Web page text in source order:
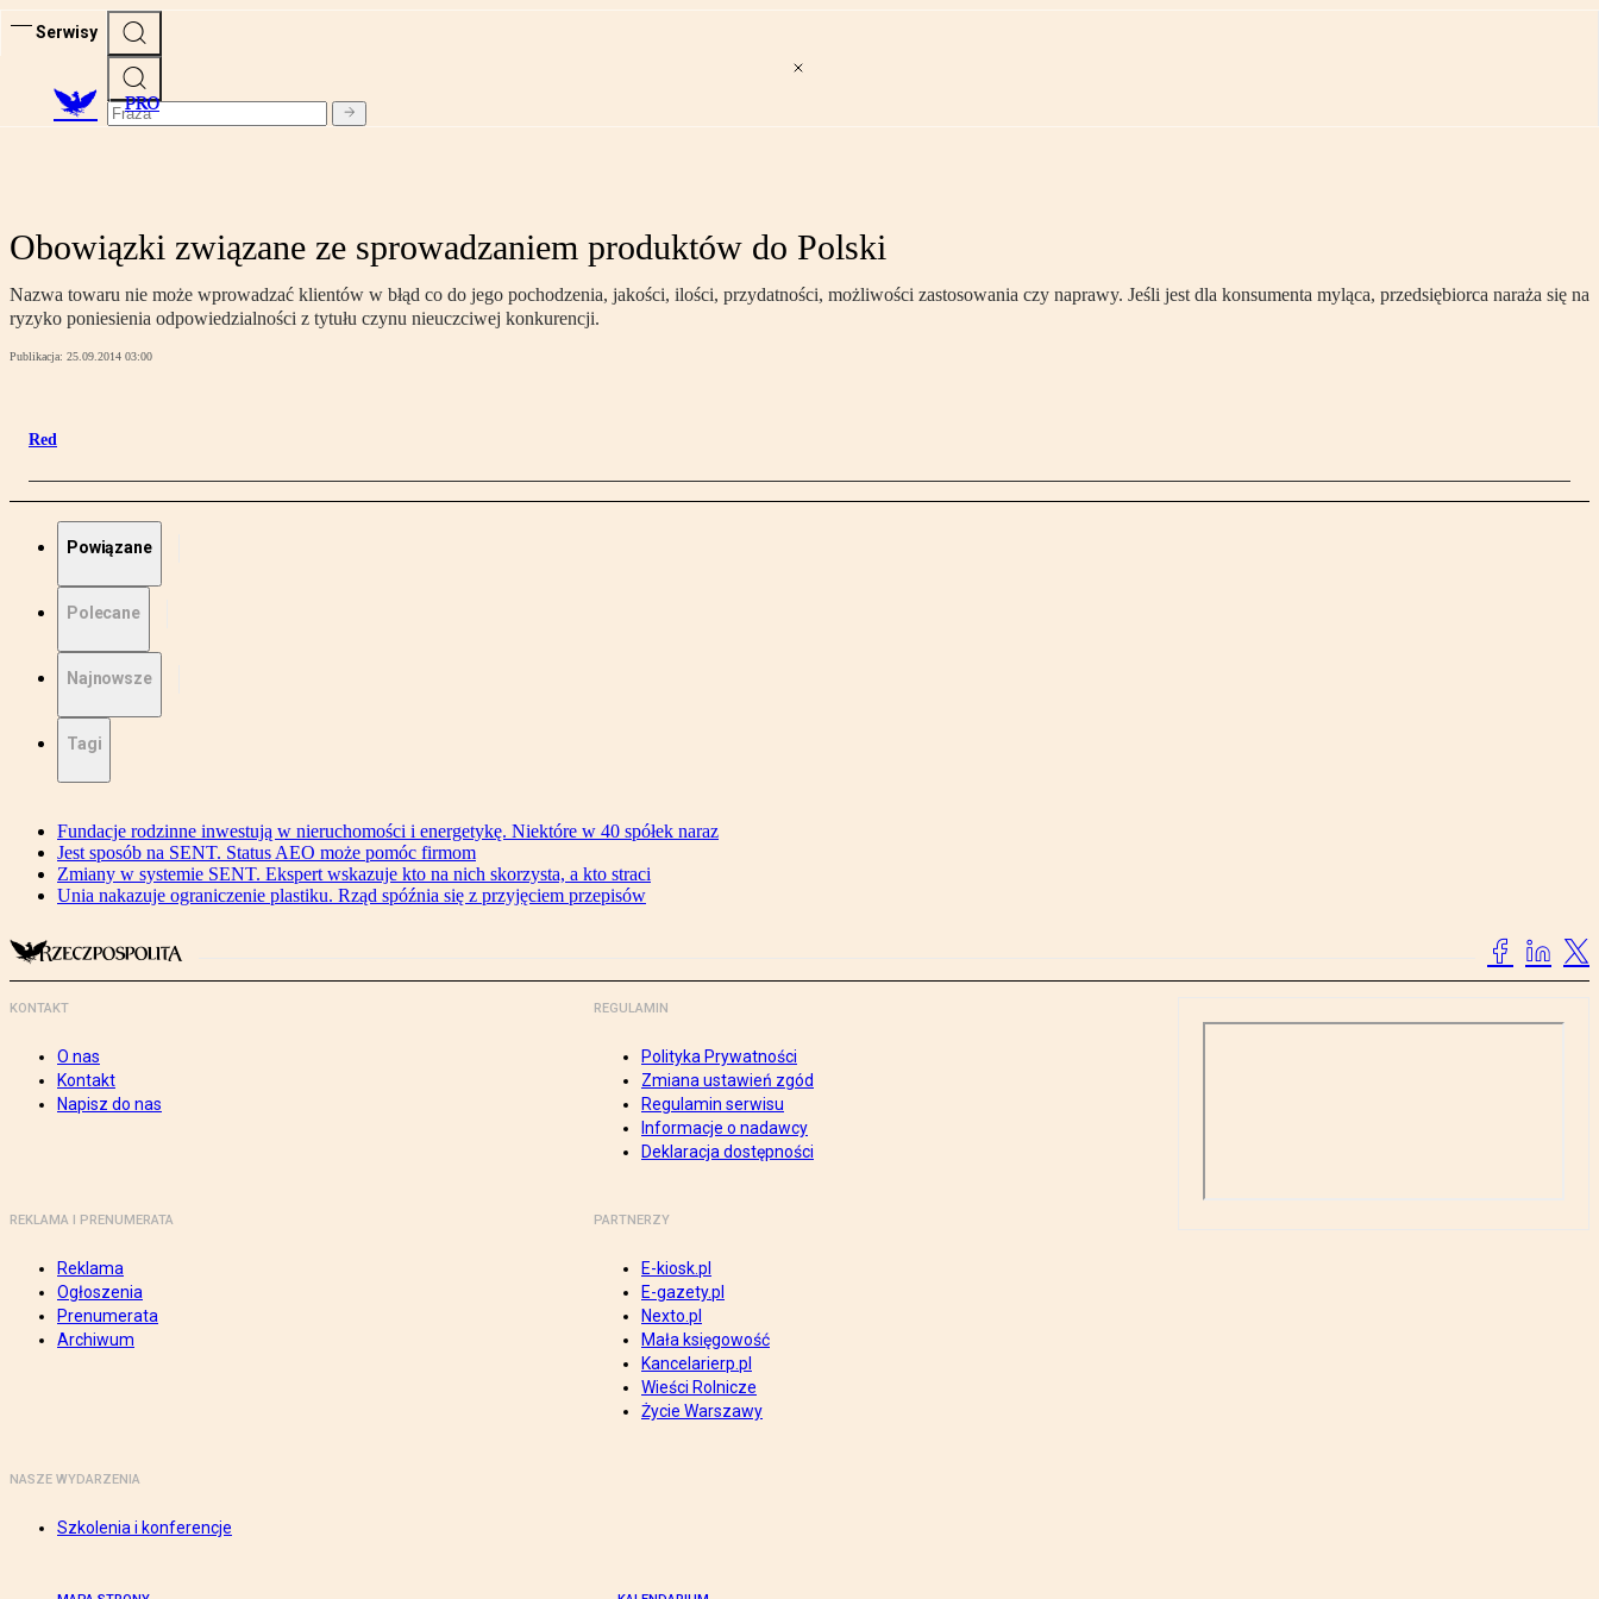
Serwisy
PRO
Obowiązki związane ze sprowadzaniem produktów do Polski
Nazwa towaru nie może wprowadzać klientów w błąd co do jego pochodzenia, jakości, ilości, przydatności, możliwości zastosowania czy naprawy. Jeśli jest dla konsumenta myląca, przedsiębiorca naraża się na
ryzyko poniesienia odpowiedzialności z tytułu czynu nieuczciwej konkurencji.
Publikacja: 25.09.2014 03:00
Red
Powiązane
Polecane
Najnowsze
Tagi
Fundacje rodzinne inwestują w nieruchomości i energetykę. Niektóre w 40 spółek naraz
Jest sposób na SENT. Status AEO może pomóc firmom
Zmiany w systemie SENT. Ekspert wskazuje kto na nich skorzysta, a kto straci
Unia nakazuje ograniczenie plastiku. Rząd spóźnia się z przyjęciem przepisów
KONTAKT
O nas
Kontakt
Napisz do nas
REGULAMIN
Polityka Prywatności
Zmiana ustawień zgód
Regulamin serwisu
Informacje o nadawcy
Deklaracja dostępności
REKLAMA I PRENUMERATA
Reklama
Ogłoszenia
Prenumerata
Archiwum
PARTNERZY
E-kiosk.pl
E-gazety.pl
Nexto.pl
Mała księgowość
Kancelarierp.pl
Wieści Rolnicze
Życie Warszawy
NASZE WYDARZENIA
Szkolenia i konferencje